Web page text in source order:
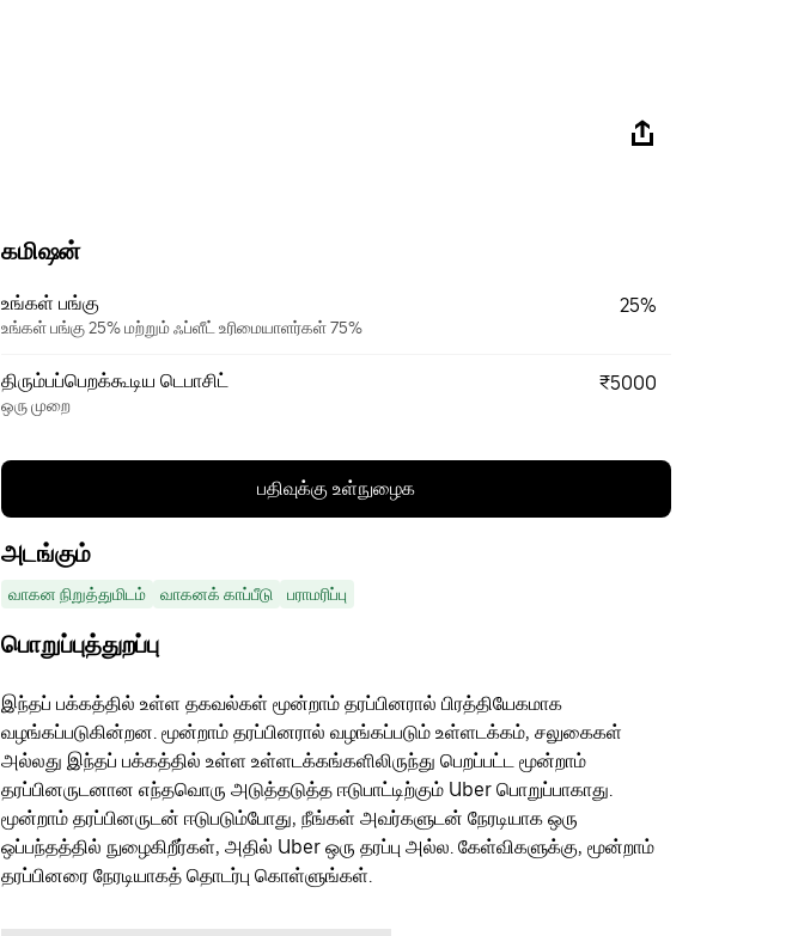
கமிஷன்
உங்கள் பங்கு
உங்கள் பங்கு 25% மற்றும் ஃப்ளீட் உரிமையாளர்கள் 75%
25%
திரும்பப்பெறக்கூடிய டெபாசிட்
ஒரு முறை
₹5000
பதிவுக்கு உள்நுழைக
அடங்கும்
வாகன நிறுத்துமிடம் வாகனக் காப்பீடு பராமரிப்பு
பொறுப்புத்துறப்பு
இந்தப் பக்கத்தில் உள்ள தகவல்கள் மூன்றாம் தரப்பினரால் பிரத்தியேகமாக
வழங்கப்படுகின்றன. மூன்றாம் தரப்பினரால் வழங்கப்படும் உள்ளடக்கம், சலுகைகள்
அல்லது இந்தப் பக்கத்தில் உள்ள உள்ளடக்கங்களிலிருந்து பெறப்பட்ட மூன்றாம்
தரப்பினருடனான எந்தவொரு அடுத்தடுத்த ஈடுபாட்டிற்கும் Uber பொறுப்பாகாது.
மூன்றாம் தரப்பினருடன் ஈடுபடும்போது, நீங்கள் அவர்களுடன் நேரடியாக ஒரு
ஒப்பந்தத்தில் நுழைகிறீர்கள், அதில் Uber ஒரு தரப்பு அல்ல. கேள்விகளுக்கு, மூன்றாம்
தரப்பினரை நேரடியாகத் தொடர்பு கொள்ளுங்கள்.